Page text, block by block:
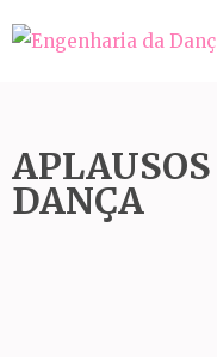
para
(Pressione
Enter)
DANÇA